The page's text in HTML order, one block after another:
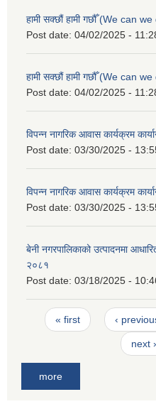
हामी सक्छौं हामी गछौँ (We can
Post date: 04/02/2025 -
हामी सक्छौं हामी गछौँ (We can
Post date: 04/02/2025 -
विपन्न नागरिक आवास कार्यक्रम
Post date: 03/30/2025 -
विपन्न नागरिक आवास कार्यक्रम
Post date: 03/30/2025 -
बेनी नगरपालिकाको उत्पादनमा
२०८१
Post date: 03/18/2025 -
Pages
« first ‹
next ›
more